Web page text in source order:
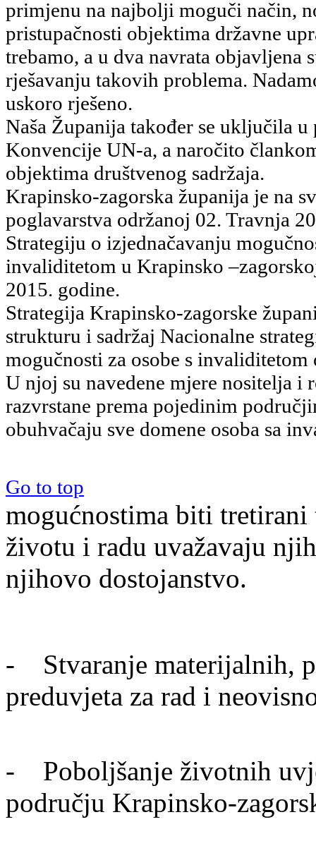
primjenu na najbolji moguči način,
pristupačnosti objektima državne
trebamo, a u dva navrata objavljena
rješavanju takovih problema.
uskoro rješeno.
Naša Županija također se uključila
Konvencije UN-a, a naročito
objektima društvenog sadržaja.
Krapinsko-zagorska županija je na
poglavarstva održanoj 02. Travnja
Strategiju o izjednačavanju
invaliditetom u Krapinsko
2015. godine.
Strategija Krapinsko-zagorske
strukturu i sadržaj Nacionalne
mogučnosti za osobe s
U njoj su navedene mjere nositelja i
razvrstane prema pojedinim
obuhvačaju sve domene osoba sa
Go to top
mogućnostima biti tretirani
životu i radu uvažavaju
njihovo dostojanstvo.
- Stvaranje materijalnih,
preduvjeta za rad i
- Poboljšanje životnih
području Krapinsko-